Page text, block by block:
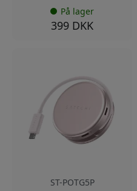
På lager
399 DKK
ST-POTG5P